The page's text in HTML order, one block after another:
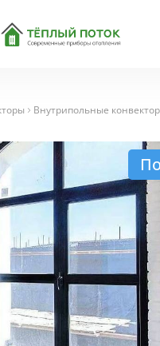
Внутрипольные